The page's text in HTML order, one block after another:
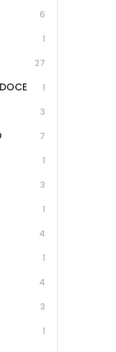
6
1
27
1
3
7
1
3
1
4
1
4
3
1